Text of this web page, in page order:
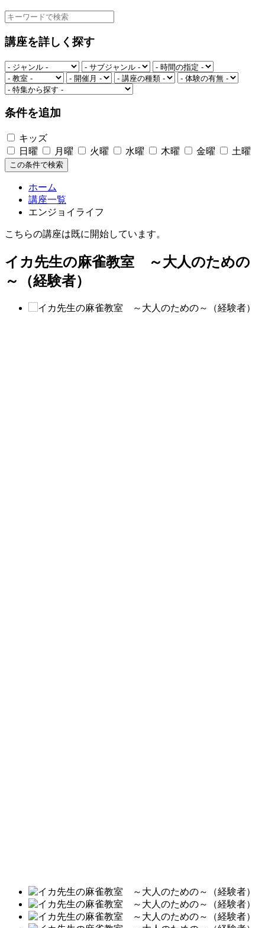
講座を詳しく探す
条件を追加
キッズ
日曜
月曜 火曜 水曜 木曜 金曜 土曜
この条件で検索
ホーム
講座一覧
エンジョイライフ
こちらの講座は既に開始しています。
イカ先生の麻雀教室 ～大人のための
～（経験者）